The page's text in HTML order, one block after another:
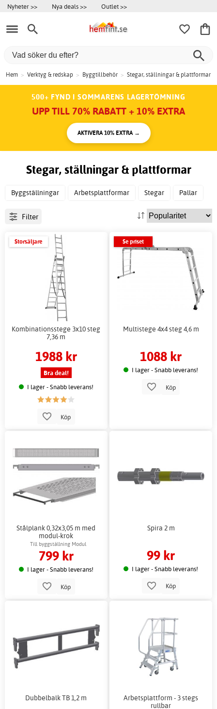
Nyheter >> Nya deals >> Outlet >>
Hem > Verktyg & redskap > Byggtillbehör > Stegar, ställningar & plattformar
500+ FYND I SOMMARENS LAGERTÖMNING
UPP TILL 70% RABATT + 10% EXTRA
AKTIVERA 10% EXTRA →
Stegar, ställningar & plattformar
Byggställningar Arbetsplattformar Stegar Pallar
Filter
Storsäljare
Kombinationsstege 3x10 steg
7,36 m
1988 kr
Bra deal!
I lager - Snabb leverans!
Köp
Se priset
Multistege 4x4 steg 4,6 m
1088 kr
I lager - Snabb leverans!
Köp
Stålplank 0,32x3,05 m med
modul-krok
Till byggställning Modul
799 kr
I lager - Snabb leverans!
Köp
Spira 2 m
99 kr
I lager - Snabb leverans!
Köp
Dubbelbalk TB 1,2 m
Arbetsplattform - 3 stegs
rullbar